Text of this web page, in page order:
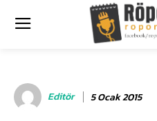
Editör 5 Ocak 2015